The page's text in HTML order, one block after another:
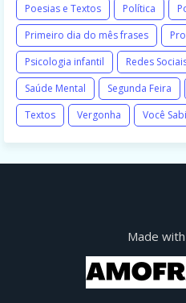
Poesias e Textos
Política
Primeiro dia do mês frases
Psicologia infantil
Redes
Saúde Mental
Segunda Feira
Textos
Vergonha Você
Made